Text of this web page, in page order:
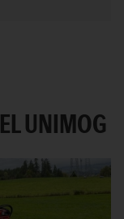
UNIMOG